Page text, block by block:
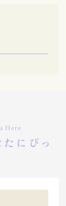
Here
にぴっ